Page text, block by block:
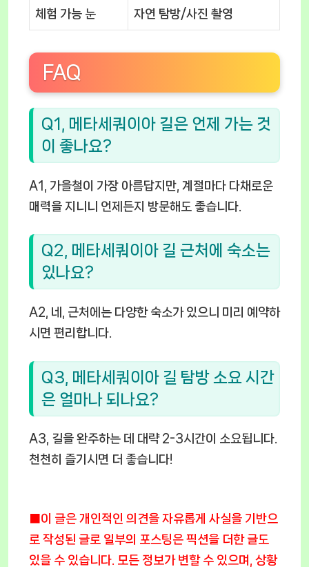
체험 가능 눈 자연 탐방/사진 촬영
FAQ
Q1, 메타세쿼이아 길은 언제 가는 것
이 좋나요?
A1, 가을철이 가장 아름답지만, 계절마다 다채로운
매력을 지니니 언제든지 방문해도 좋습니다.
Q2, 메타세쿼이아 길 근처에 숙소는
있나요?
A2, 네, 근처에는 다양한 숙소가 있으니 미리 예약하
시면 편리합니다.
Q3, 메타세쿼이아 길 탐방 소요 시간
은 얼마나 되나요?
A3, 길을 완주하는 데 대략 2-3시간이 소요됩니다.
천천히 즐기시면 더 좋습니다!
■이 글은 개인적인 의견을 자유롭게 사실을 기반으
로 작성된 글로 일부의 포스팅은 픽션을 더한 글도
있을 수 있습니다. 모든 정보가 변할 수 있으며, 상황